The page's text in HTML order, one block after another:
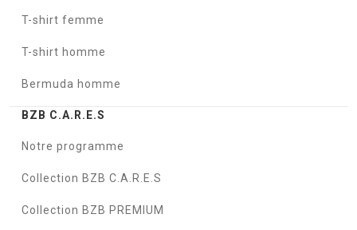
T-shirt femme
T-shirt homme
Bermuda homme
BZB C.A.R.E.S
Notre programme
Collection BZB C.A.R.E.S
Collection BZB PREMIUM